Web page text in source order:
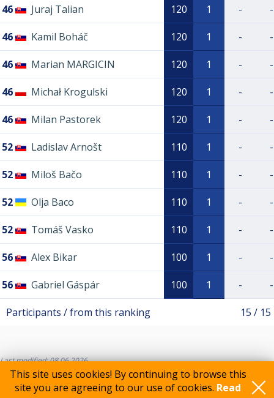
This site uses cookies! By continuing to browse this
site you are agreeing to our use of cookies. Read
46 Juraj Talian 120 1 - -
46 Kamil Boháč 120 1 - -
46 Marian MARGICIN 120 1 - -
46 Michał Krogulski 120 1 - -
46 Milan Pastorek 120 1 - -
52 Ladislav Arnošt 110 1 - -
52 Miloš Bačo 110 1 - -
52 Olja Baco 110 1 - -
52 Tomáš Vasko 110 1 - -
56 Alex Bikar 100 1 - -
56 Gabriel Gáspár 100 1 - -
Participants / from this ranking 15 / 15
Last modified: 08.06.2026